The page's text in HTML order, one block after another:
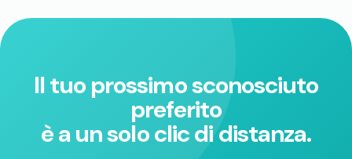
Il tuo prossimo sconosciuto
preferito
è a un solo clic di distanza.